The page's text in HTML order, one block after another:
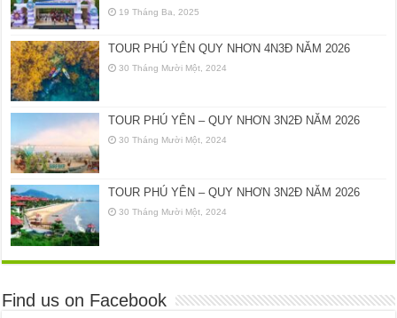
19 Tháng Ba, 2025
TOUR PHÚ YÊN QUY NHƠN 4N3Đ NĂM 2026
30 Tháng Mười Một, 2024
TOUR PHÚ YÊN – QUY NHƠN 3N2Đ NĂM 2026
30 Tháng Mười Một, 2024
TOUR PHÚ YÊN – QUY NHƠN 3N2Đ NĂM 2026
30 Tháng Mười Một, 2024
Find us on Facebook